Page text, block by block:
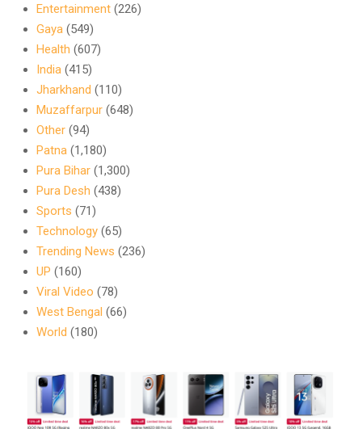
Entertainment (226)
Gaya (549)
Health (607)
India (415)
Jharkhand (110)
Muzaffarpur (648)
Other (94)
Patna (1,180)
Pura Bihar (1,300)
Pura Desh (438)
Sports (71)
Technology (65)
Trending News (236)
UP (160)
Viral Video (78)
West Bengal (66)
World (180)